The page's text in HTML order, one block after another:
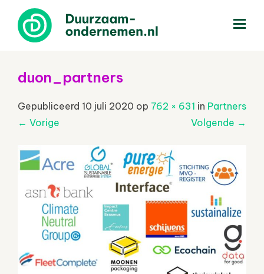
duon_partners
Gepubliceerd 10 juli 2020 op 762 × 631 in Partners
← Vorige Volgende →